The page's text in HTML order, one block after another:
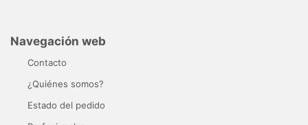
Navegación web
Contacto
¿Quiénes somos?
Estado del pedido